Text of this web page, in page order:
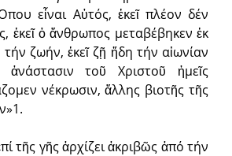
εἶναι Αὐτός, ἐκεῖ πλέον δέν
ἐκεῖ ὁ ἄνθρωπος μεταβέβηκεν ἐκ
ζωήν, ἐκεῖ ζῇ ἤδη τήν αἰωνίαν
τοῦ Χριστοῦ ἡμεῖς
νέκρωσιν, ἄλλης βιοτῆς τῆς
τῆς γῆς ἀρχίζει ἀκριβῶς ἀπό τήν